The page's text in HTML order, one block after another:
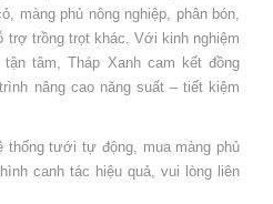
màng phủ nông nghiệp, phân bón,
trợ trồng trọt khác. Với kinh nghiệm
tâm, Tháp Xanh cam kết đồng
nâng cao năng suất – tiết kiệm
thống tưới tự động, mua màng phủ
canh tác hiệu quả, vui lòng liên